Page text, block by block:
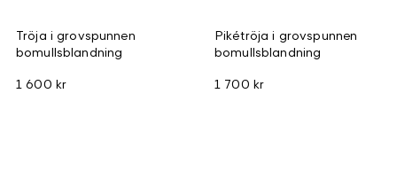
Tröja i grovspunnen
bomullsblandning
1 600 kr
Pikétröja i grovspunnen
bomullsblandning
1 700 kr